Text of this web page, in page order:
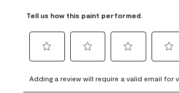
Tell us how this paint performed.
to
rate
to
rate
to
rate
to
rate
Adding a review will require a valid email for